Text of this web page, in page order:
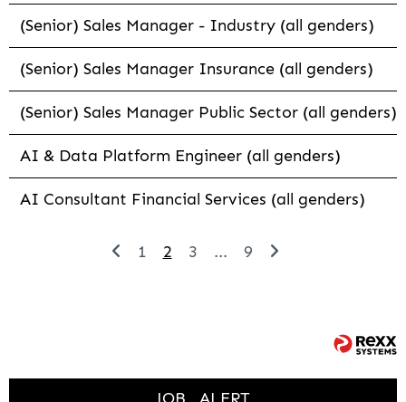
(Senior) Sales Manager - Industry (all genders)
(Senior) Sales Manager Insurance (all genders)
(Senior) Sales Manager Public Sector (all genders)
AI & Data Platform Engineer (all genders)
AI Consultant Financial Services (all genders)
1 2 3 ... 9